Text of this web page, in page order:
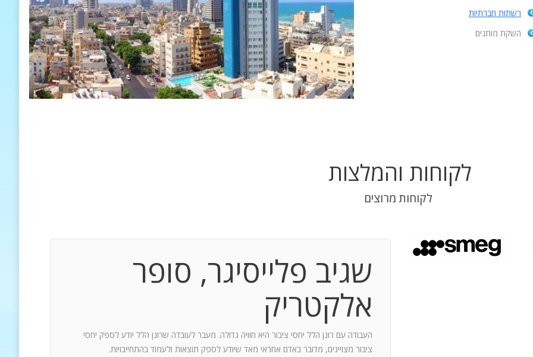
רשתות חברתיות
השקת מותגים
לקוחות והמלצות
לקוחות מרוצים
שגיב פלייסיגר, סופר
אלקטריק
העבודה עם רונן הלל יחסי ציבור היא חוויה גדולה. מעבר לעובדה שרונן הלל יודע לספק יחסי
ציבור מצויינים, מדובר באדם אחראי מאד שיודע לספק תוצאות ולעמוד בהתחייבויות.
עבודה משותפת בת 10 שנים.
מספר תחנות: פארק מיני ישראל בלטרון,
, מדרבן ומייצר תקשורת יש
בך את היכולת להניע את כלל הצוות